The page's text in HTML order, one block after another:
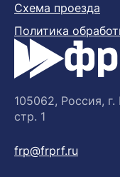
Схема проезда
Политика
105062, Россия,
стр. 1
frp@frprf.ru